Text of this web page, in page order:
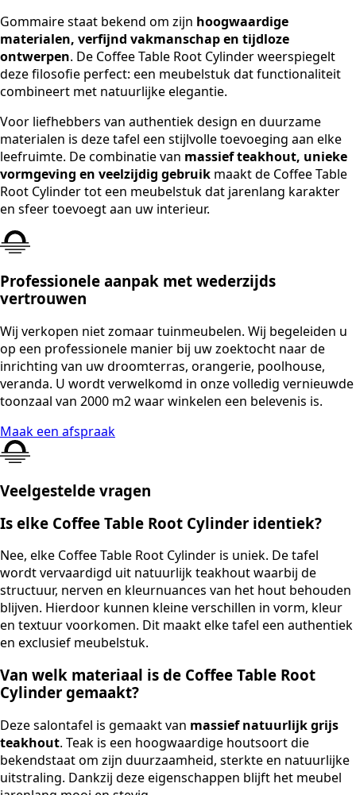
Gommaire staat bekend om zijn hoogwaardige
materialen, verfijnd vakmanschap en tijdloze
ontwerpen. De Coffee Table Root Cylinder weerspiegelt
deze filosofie perfect: een meubelstuk dat functionaliteit
combineert met natuurlijke elegantie.
Voor liefhebbers van authentiek design en duurzame
materialen is deze tafel een stijlvolle toevoeging aan elke
leefruimte. De combinatie van massief teakhout, unieke
vormgeving en veelzijdig gebruik maakt de Coffee Table
Root Cylinder tot een meubelstuk dat jarenlang karakter
en sfeer toevoegt aan uw interieur.
Professionele aanpak met wederzijds
vertrouwen
Wij verkopen niet zomaar tuinmeubelen. Wij begeleiden u
op een professionele manier bij uw zoektocht naar de
inrichting van uw droomterras, orangerie, poolhouse,
veranda. U wordt verwelkomd in onze volledig vernieuwde
toonzaal van 2000 m2 waar winkelen een belevenis is.
Maak een afspraak
Veelgestelde vragen
Is elke Coffee Table Root Cylinder identiek?
Nee, elke Coffee Table Root Cylinder is uniek. De tafel
wordt vervaardigd uit natuurlijk teakhout waarbij de
structuur, nerven en kleurnuances van het hout behouden
blijven. Hierdoor kunnen kleine verschillen in vorm, kleur
en textuur voorkomen. Dit maakt elke tafel een authentiek
en exclusief meubelstuk.
Van welk materiaal is de Coffee Table Root
Cylinder gemaakt?
Deze salontafel is gemaakt van massief natuurlijk grijs
teakhout. Teak is een hoogwaardige houtsoort die
bekendstaat om zijn duurzaamheid, sterkte en natuurlijke
uitstraling. Dankzij deze eigenschappen blijft het meubel